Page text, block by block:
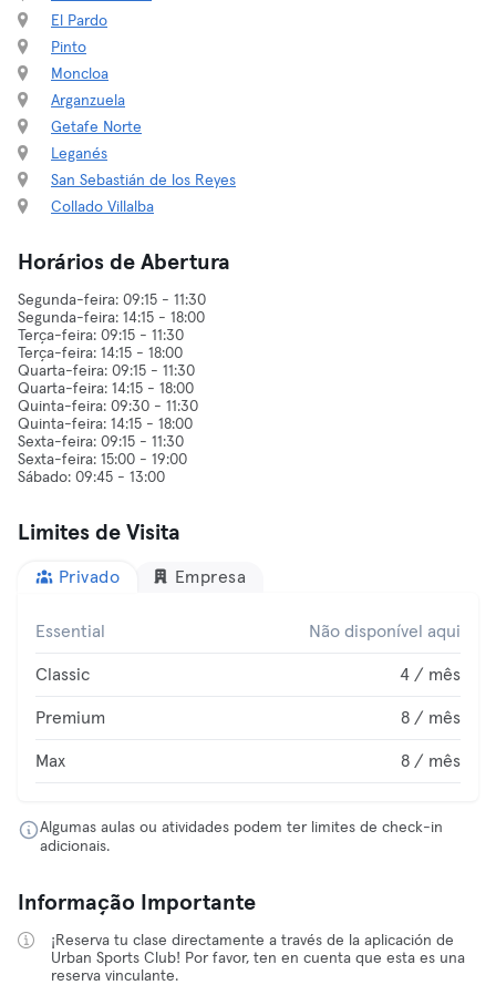
El Pardo
Pinto
Moncloa
Arganzuela
Getafe Norte
Leganés
San Sebastián de los Reyes
Collado Villalba
Horários de Abertura
Segunda-feira: 09:15 - 11:30
Segunda-feira: 14:15 - 18:00
Terça-feira: 09:15 - 11:30
Terça-feira: 14:15 - 18:00
Quarta-feira: 09:15 - 11:30
Quarta-feira: 14:15 - 18:00
Quinta-feira: 09:30 - 11:30
Quinta-feira: 14:15 - 18:00
Sexta-feira: 09:15 - 11:30
Sexta-feira: 15:00 - 19:00
Limites de Visita
Privado Empresa
Essential Não disponível aqui
Classic 4 / mês
Premium 8 / mês
Max 8 / mês
Algumas aulas ou atividades podem ter limites de check-in
adicionais.
Informação Importante
¡Reserva tu clase directamente a través de la aplicación de
Urban Sports Club! Por favor, ten en cuenta que esta es una
reserva vinculante.